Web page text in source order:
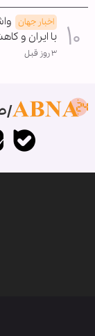
اخبار جهان
با ایران و
۳ روز قبل